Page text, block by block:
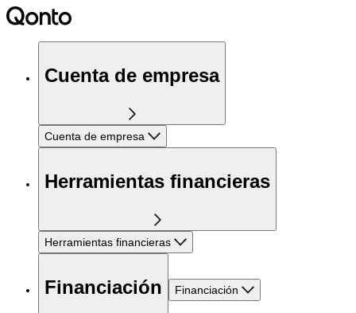
Cuenta de empresa
Cuenta de empresa
Herramientas financieras
Herramientas financieras
Financiación Financiación